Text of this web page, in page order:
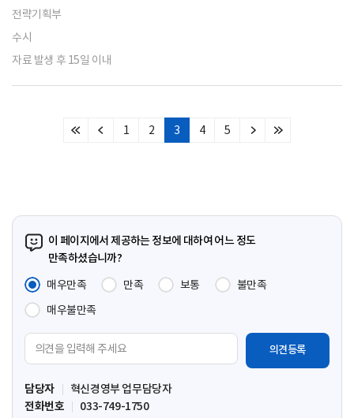
전략기획부
수시
자료 발생 후 15일 이내
처
이
1 2 3 4 5
다
마
이 페이지에서 제공하는 정보에 대하여 어느 정도
만족하셨습니까?
매우만족
만족 보통
불만족
매우불만족
견
입
력
담당자
혁신경영부 업무담당자
전화번호
033-749-1750